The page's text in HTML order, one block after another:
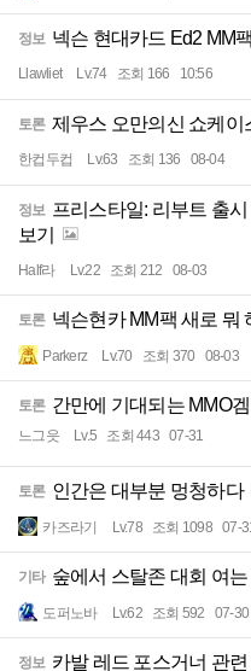
정보 넥슨 현대카드 Ed2 MM
Llawliet Lv.74 조회 166 10:56
토론 제우스 오만의신 쇼케이
한컵두컵 Lv.63 조회 136 08-04
정보 프리스타일: 리부트 출
보기
Half라 Lv.22 조회 212 08-03
토론 넥슨현카 MM팩 새로 뭐
Parkerz Lv.70 조회 370 08-03
토론 간만에 기대되는 MMO
느그읏 Lv.5 조회 443 07-31
토론 인간은 대부분 멍청하다
카즈라기 Lv.78 조회 1098 07-
기타 숲에서 스탈존 대회 여는
도퍼노바 Lv.62 조회 592 07-30
정보 카발 레드 포스거너 관